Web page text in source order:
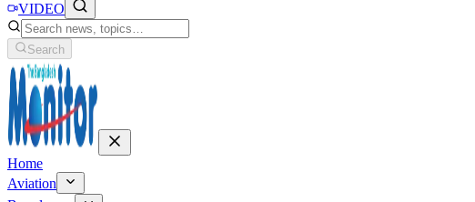
VIDEO
Search
Home
Aviation